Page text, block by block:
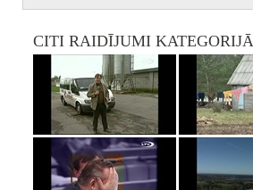
CITI RAIDĪJUMI KATEGORIJĀ